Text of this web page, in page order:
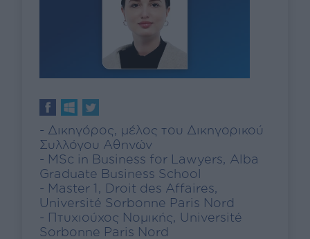
- Δικηγόρος, μέλος του Δικηγορικού
Συλλόγου Αθηνών
- MSc in Business for Lawyers, Αlba
Graduate Business School
- Master 1, Droit des Affaires,
Université Sorbonne Paris Nord
- Πτυχιούχος Νομικής, Université
Sorbonne Paris Nord